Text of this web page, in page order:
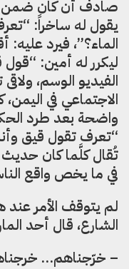
صادف أن كان ضمن
يقول له ساخراً:
الماء؟”، فيرد
ليكرر له أمين:
الفيديو الوسم،
الاجتماعي في
واضحة بعد طرد
“تعرف تقول قيق
تُقال كلَّما كان
في ما يخص واقع
لم يتوقف الأمر عند
الشارع، قال أحد
– خرّجناهم…